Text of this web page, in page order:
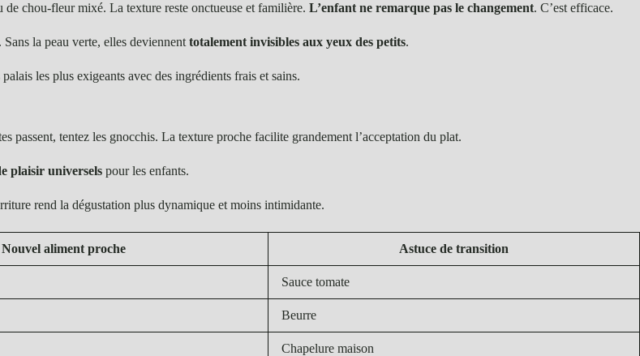
chou-fleur mixé. La texture reste onctueuse et familière. L’enfant ne remarque pas le changement. C’est efficace.
Sans la peau verte, elles deviennent totalement invisibles aux yeux des petits.
les plus exigeants avec des ingrédients frais et sains.
passent, tentez les gnocchis. La texture proche facilite grandement l’acceptation du plat.
plaisir universels pour les enfants.
rend la dégustation plus dynamique et moins intimidante.
Nouvel aliment proche Astuce de transition
Sauce tomate
Beurre
Chapelure maison